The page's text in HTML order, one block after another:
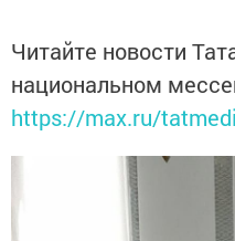
Читайте новости
национальном
https://max.ru/